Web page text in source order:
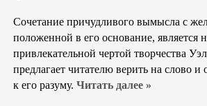
Сочетание причудливого вымысла с
положенной в его основание, является
привлекательной чертой творчества
предлагает читателю верить на слово и
к его разуму. Читать далее »